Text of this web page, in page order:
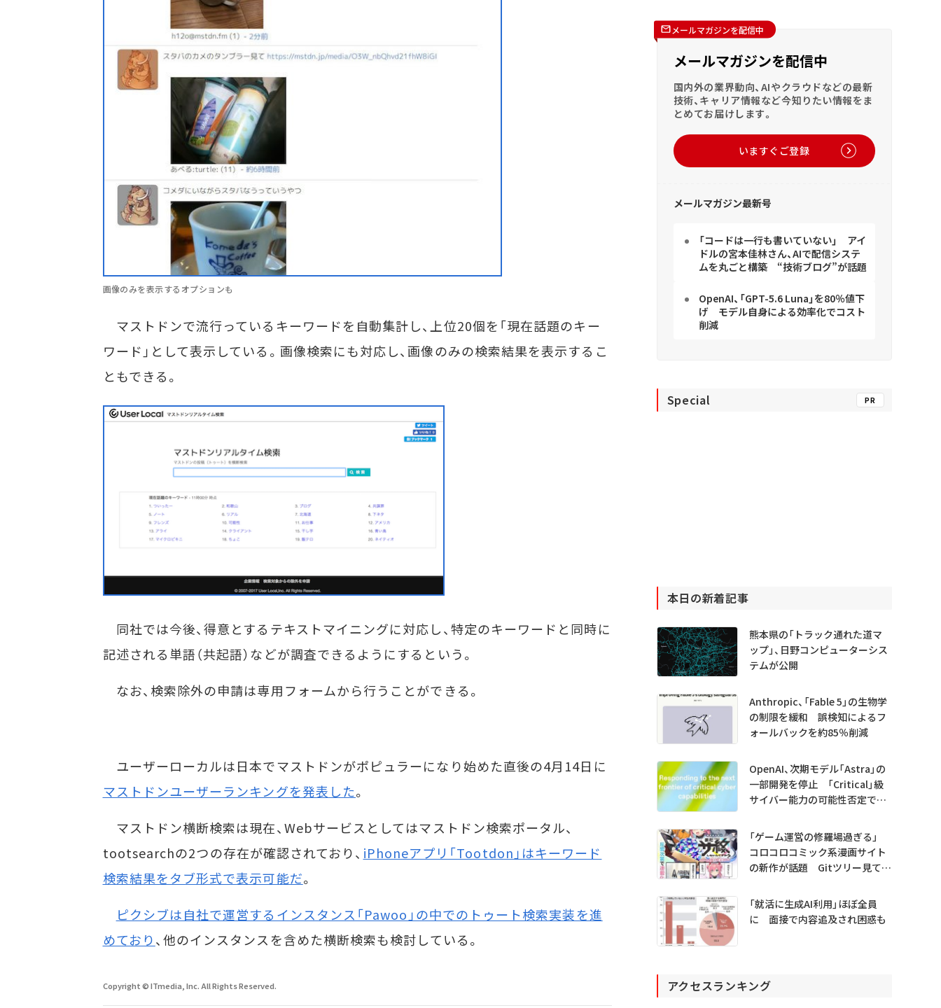
画像のみを表示するオプションも
マストドンで流行っているキーワードを自動集計し、上位20個を「現在話題のキー
ワード」として表示している。画像検索にも対応し、画像のみの検索結果を表示するこ
ともできる。
同社では今後、得意とするテキストマイニングに対応し、特定のキーワードと同時に
記述される単語（共起語）などが調査できるようにするという。
なお、検索除外の申請は専用フォームから行うことができる。
ユーザーローカルは日本でマストドンがポピュラーになり始めた直後の4月14日に
マストドンユーザーランキングを発表した。
マストドン横断検索は現在、Webサービスとしてはマストドン検索ポータル、
tootsearchの2つの存在が確認されており、 iPhoneアプリ「Tootdon」はキーワード
検索結果をタブ形式で表示可能だ。
ピクシブは自社で運営するインスタンス「Pawoo」の中でのトゥート検索実装を進
めており、他のインスタンスを含めた横断検索も検討している。
Copyright © ITmedia, Inc. All Rights Reserved.
メールマガジンを配信中
メールマガジンを配信中
国内外の業界動向、AIやクラウドなどの最新
技術、キャリア情報など今知りたい情報をま
とめてお届けします。
いますぐご登録
メールマガジン最新号
「コードは一行も書いていない」 アイ
ドルの宮本佳林さん、AIで配信システ
ムを丸ごと構築 “技術ブログ”が話題
OpenAI、「GPT-5.6 Luna」を80％値下
げ モデル自身による効率化でコスト
削減
Special PR
本日の新着記事
熊本県の「トラック通れた道マ
ップ」、日野コンピューターシス
テムが公開
Anthropic、「Fable 5」の生物学
の制限を緩和 誤検知によるフ
ォールバックを約85％削減
OpenAI、次期モデル「Astra」の
一部開発を停止 「Critical」級
サイバー能力の可能性否定でき
「ゲーム運営の修羅場過ぎる」
コロコロコミック系漫画サイト
の新作が話題 Gitツリー見てガ
「就活に生成AI利用」ほぼ全員
に 面接で内容追及され困惑も
アクセスランキング